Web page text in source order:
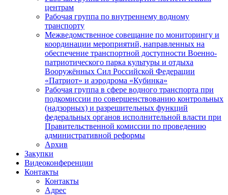
центрам
Рабочая группа по внутреннему водному
транспорту
Межведомственное совещание по мониторингу и
координации мероприятий, направленных на
обеспечение транспортной доступности Военно-
патриотического парка культуры и отдыха
Вооружённых Сил Российской Федерации
«Патриот» и аэродрома «Кубинка»
Рабочая группа в сфере водного транспорта при
подкомиссии по совершенствованию контрольных
(надзорных) и разрешительных функций
федеральных органов исполнительной власти при
Правительственной комиссии по проведению
административной реформы
Архив
Закупки
Видеоконференции
Контакты
Контакты
Адрес